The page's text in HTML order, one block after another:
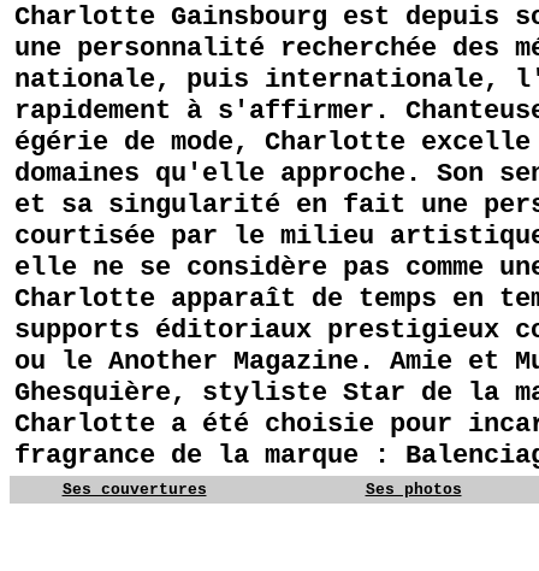
Charlotte Gainsbourg est depuis
une personnalité recherchée des
nationale, puis internationale,
rapidement à s'affirmer.
égérie de mode, Charlotte
domaines qu'elle approche. Son
et sa singularité en fait une
courtisée par le milieu
elle ne se considère pas comme
Charlotte apparaît de temps en
supports éditoriaux prestigieux
ou le Another Magazine. Amie et
Ghesquière, styliste Star de la
Charlotte a été choisie pour
fragrance de la marque :
Ses couvertures Ses photos